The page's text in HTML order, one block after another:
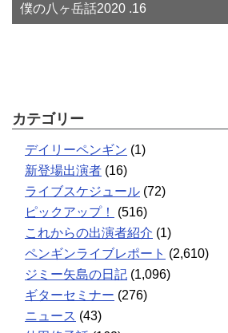
僕の八ヶ岳話2020 .16
カテゴリー
デイリーペンギン (1)
新登場出演者 (16)
ライブスケジュール (72)
ピックアップ！
(516)
これからの出演者紹介 (1)
ペンギンライブレポート (2,610)
ジミー矢島の日記 (1,096)
ギターセミナー (276)
ニュース (43)